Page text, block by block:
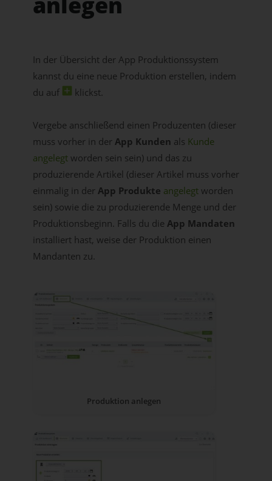
In der Übersicht der App Produktionssystem
kannst du eine neue Produktion erstellen, indem
du auf
klickst.
Vergebe anschließend einen Produzenten (dieser
muss vorher in der App Kunden als Kunde
angelegtworden sein sein) und das zu
produzierende Artikel (dieser Artikel muss vorher
einmalig in der App Produkte angelegtworden
sein) sowie die zu produzierende Menge und der
Produktionsbeginn. Falls du die App Mandaten
installiert hast, weise der Produktion einen
Mandanten zu.
Produktion anlegen